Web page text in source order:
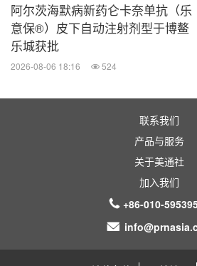
本新闻稿及与之相关的所分发的
武田未来业务、未来状况和经营
述、看法或意见，包括武田的预
算"、"确保"、"将 "、"可能"、"应"
期"、"估计"、"预测"或类似表述
前瞻性陈述系根据对众多重要因
所提假设，它们可能会导致实际
所表述或暗指的结果发生重大偏
面临的经济形势，包括日本、美
阿尔茨海默病新药仑卡奈单抗（乐
意保®）皮下自动注射剂型于博鳌
乐城获批
2026-08-06 18:16 524
联系我们
产品与服务
关于美通社
加入我们
+86-010-